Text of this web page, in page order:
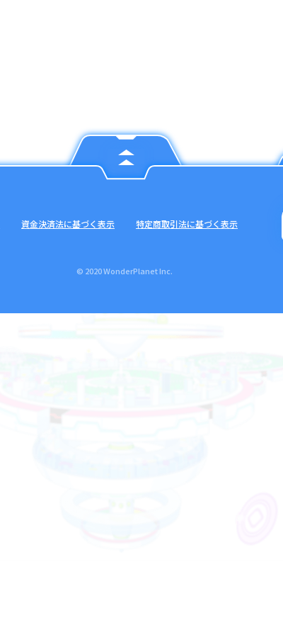
資金決済法に基づく表示 特定商取引法に基づく表示
© 2020 WonderPlanet Inc.